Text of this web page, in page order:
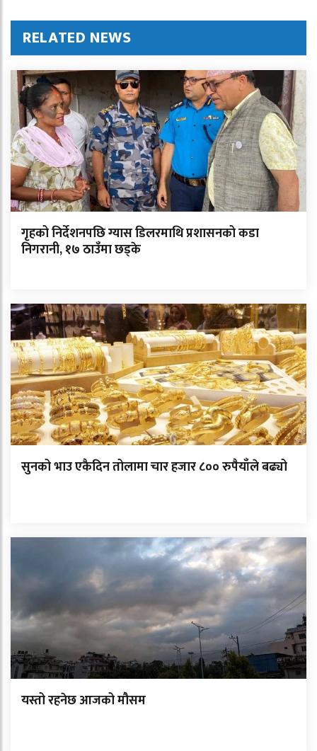
RELATED NEWS
गृहको निर्देशनपछि ग्यास डिलरमाथि प्रशासनको कडा
निगरानी, १७ ठाउँमा छड्के
सुनको भाउ एकैदिन तोलामा चार हजार ८०० रुपैयाँले बढ्यो
यस्तो रहनेछ आजको मौसम